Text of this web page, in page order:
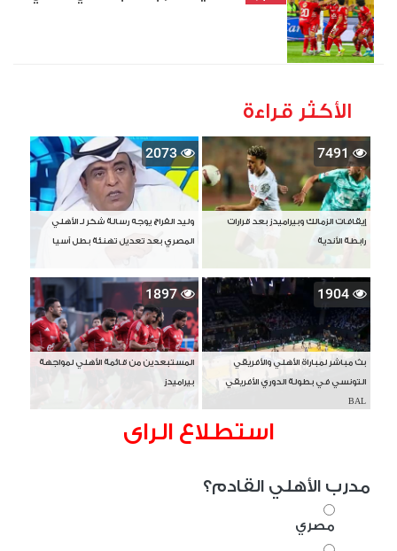
الأكثر قراءة
7491
إيقافات الزمالك وبيراميدز بعد قرارات
رابطة الأندية
2073
وليد الفراج يوجه رسالة شكر لـ الأهلي
المصري بعد تعديل تهنئة بطل آسيا
1904
بث مباشر لمباراة الأهلي والأفريقي
التونسي في بطولة الدوري الأفريقي
BAL
1897
المستبعدين من قائمة الأهلي لمواجهة
بيراميدز
استطلاع الراى
مدرب الأهلي القادم؟
مصري